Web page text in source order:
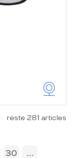
reste 281 articles
30
...